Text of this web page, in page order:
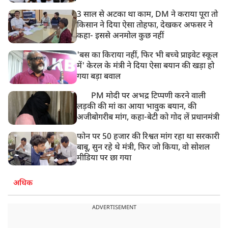
3 साल से अटका था काम, DM ने कराया पूरा तो
किसान ने दिया ऐसा तोहफा, देखकर अफसर ने
कहा- इससे अनमोल कुछ नहीं
'बस का किराया नहीं, फिर भी बच्चे प्राइवेट स्कूल
में' केरल के मंत्री ने दिया ऐसा बयान की खड़ा हो
गया बड़ा बवाल
PM मोदी पर अभद्र टिप्पणी करने वाली
लड़की की मां का आया भावुक बयान, की
अजीबोगरीब मांग, कहा-बेटी को गोद लें प्रधानमंत्री
फोन पर 50 हजार की रिश्वत मांग रहा था सरकारी
बाबू, सुन रहे थे मंत्री, फिर जो किया, वो सोशल
मीडिया पर छा गया
अधिक
ADVERTISEMENT